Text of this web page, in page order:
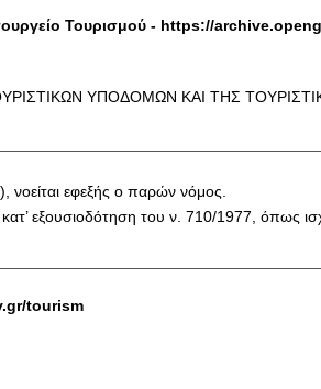
Τουρισμού - https://
ΥΠΟΔΟΜΩΝ ΚΑΙ ΤΗΣ
νοείται εφεξής ο παρών νόμος.
εξουσιοδότηση του ν. 710/1977, όπως
tourism